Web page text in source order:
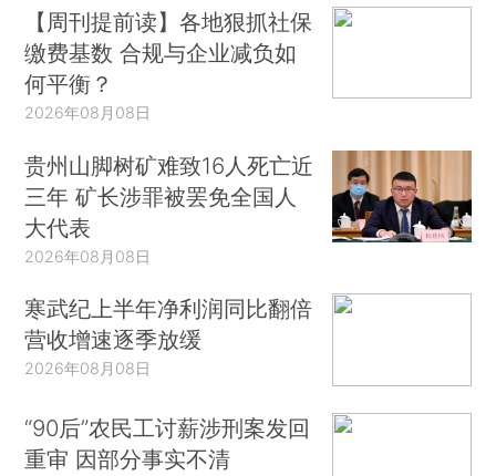
【周刊提前读】各地狠抓社保
缴费基数 合规与企业减负如
何平衡？
2026年08月08日
贵州山脚树矿难致16人死亡近
三年 矿长涉罪被罢免全国人
大代表
2026年08月08日
寒武纪上半年净利润同比翻倍
营收增速逐季放缓
2026年08月08日
“90后”农民工讨薪涉刑案发回
重审 因部分事实不清